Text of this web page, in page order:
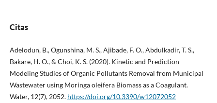
Citas
Adelodun, B., Ogunshina, M. S., Ajibade, F. O., Abdulkadir, T. S.,
Bakare, H. O., & Choi, K. S. (2020). Kinetic and Prediction
Modeling Studies of Organic Pollutants Removal from Municipal
Wastewater using Moringa oleifera Biomass as a Coagulant.
Water, 12(7), 2052. https://doi.org/10.3390/w12072052